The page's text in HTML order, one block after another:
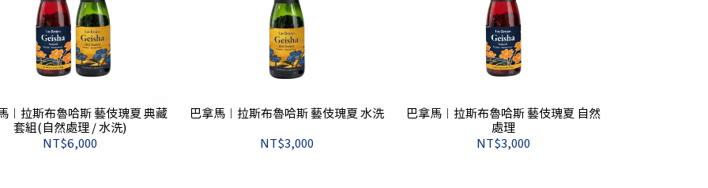
︱拉斯布魯哈斯 藝伎瑰夏 典藏
套組(自然處理 / 水洗)
NT$6,000
巴拿馬︱拉斯布魯哈斯 藝伎瑰夏 水洗
NT$3,000
巴拿馬︱拉斯布魯哈斯 藝伎瑰夏 自然
處理
NT$3,000